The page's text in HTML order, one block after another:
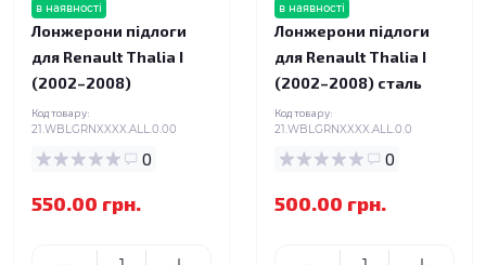
в наявності
Лонжерони підлоги
для Renault Thalia I
(2002–2008)
Код товару:
21.WBLGRNXXXX.ALL.0.00
0
550.00 грн.
в наявності
Лонжерони підлоги
для Renault Thalia I
(2002–2008) сталь
Код товару:
21.WBLGRNXXXX.ALL.0.0
0
500.00 грн.